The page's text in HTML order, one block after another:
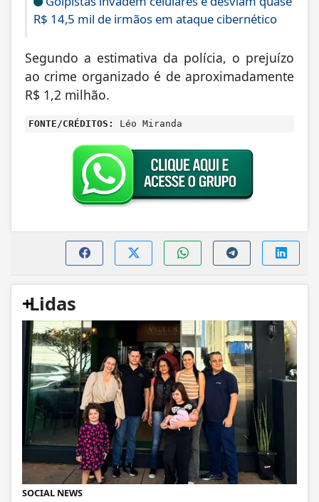
R$ 14,5 mil de irmãos em ataque cibernético
Segundo a estimativa da polícia, o prejuízo
ao crime organizado é de aproximadamente
R$ 1,2 milhão.
FONTE/CRÉDITOS: Léo Miranda
+
Lidas
SOCIAL NEWS